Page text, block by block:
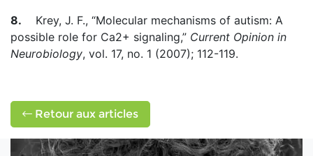
8. Krey, J. F., “Molecular mechanisms of autism: A
possible role for Ca2+ signaling,” Current Opinion in
Neurobiology, vol. 17, no. 1 (2007); 112-119.
Retour aux articles